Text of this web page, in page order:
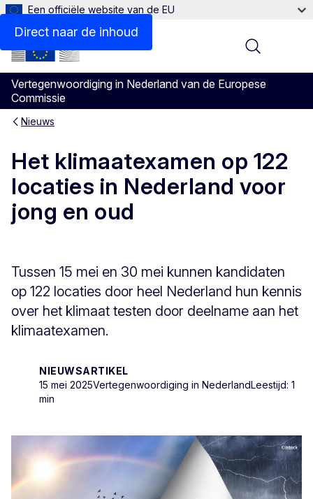
Direct naar de inhoud
Een officiële website van de EU
Vertegenwoordiging in Nederland van de Europese
Commissie
Menu
Nieuws
Het klimaatexamen op 122
locaties in Nederland voor
jong en oud
Tussen 15 mei en 30 mei kunnen kandidaten
op 122 locaties door heel Nederland hun kennis
over het klimaat testen door deelname aan het
klimaatexamen.
NIEUWSARTIKEL
15 mei 2025Vertegenwoordiging in NederlandLeestijd: 1
min